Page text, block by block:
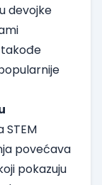
devojke
povećava
pokazuju